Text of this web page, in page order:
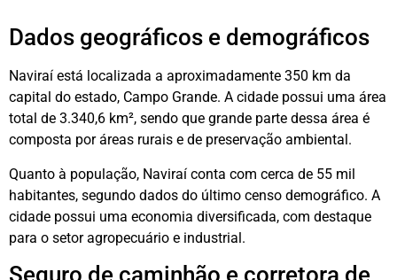
Dados geográficos e demográficos
Naviraí está localizada a aproximadamente 350 km da
capital do estado, Campo Grande. A cidade possui uma área
total de 3.340,6 km², sendo que grande parte dessa área é
composta por áreas rurais e de preservação ambiental.
Quanto à população, Naviraí conta com cerca de 55 mil
habitantes, segundo dados do último censo demográfico. A
cidade possui uma economia diversificada, com destaque
para o setor agropecuário e industrial.
Seguro de caminhão e corretora de